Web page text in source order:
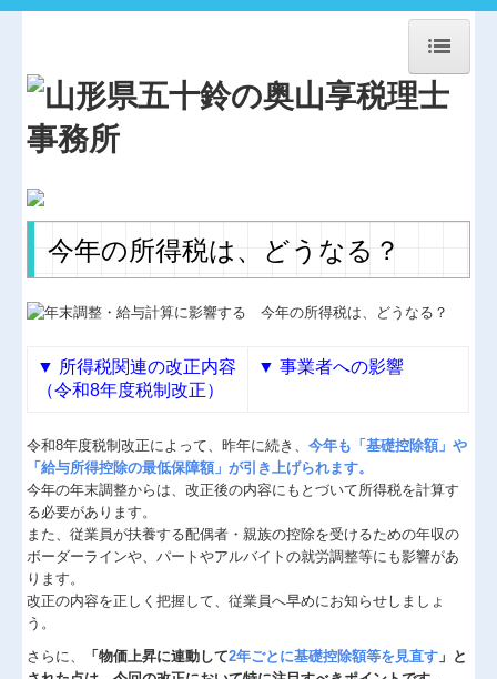
HOME
事務所紹介
経営理念
関連事業案内
お問合せ
法人・個人顧問
協同組合経営
農業経営
医療(介護・福祉)
確定申告支援
経営計画支援
社会福祉法人・公益法人
今年の所得税は、どうなる？
▼ 所得税関連の改正内容
（令和8年度税制改正）
▼事業者への影響
令和8年度税制改正によって、昨年に続き、今年も「基礎控除額」や
「給与所得控除の最低保障額」が引き上げられます。
今年の年末調整からは、改正後の内容にもとづいて所得税を計算す
る必要があります。
また、従業員が扶養する配偶者・親族の控除を受けるための年収の
ボーダーラインや、パートやアルバイトの就労調整等にも影響があ
ります。
改正の内容を正しく把握して、従業員へ早めにお知らせしましょ
う。
さらに、
「物価上昇に連動して2年ごとに基礎控除額等を見直す 」と